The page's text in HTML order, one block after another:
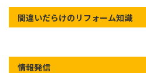
間違いだらけのリフォーム知識
情報発信